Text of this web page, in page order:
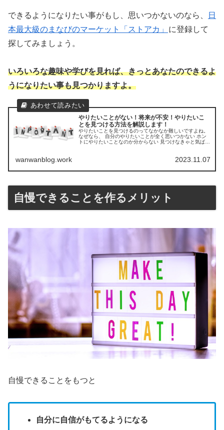
できるようになりたい事がもし、思いつかないのなら、
日
本最大級のまなびのマーケット「ストアカ」
に登録して
探してみましょう。
いろいろな趣味や学びを見れば、きっとあなたのできるよ
うになりたい事も見つかりますよ。
やりたいことがない！将来が不安！やりたいこ
とを見つける方法を解説します！
やりたいことを見つけるのってなかなか難しいですよね。
なぜなら、 自分のやりたいことが全く思いつかない ホン
トにやりたいことなのか分からない 見つけなきゃと気ばっ
wanwanblog.work 2023.11.07
自慢できることを作るメリット
自慢できることをもつと
自分に自信がもてるようになる